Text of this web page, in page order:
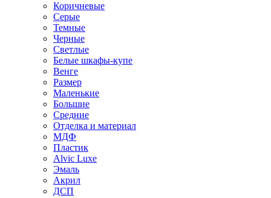
Коричневые
Серые
Темные
Черные
Светлые
Белые шкафы-купе
Венге
Размер
Маленькие
Большие
Средние
Отделка и материал
МДФ
Пластик
Alvic Luxe
Эмаль
Акрил
ДСП